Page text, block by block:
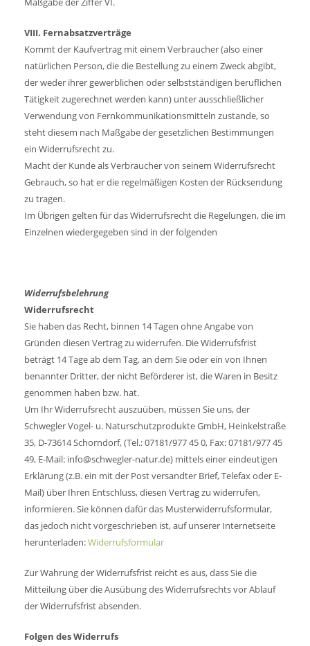
VIII. Fernabsatzverträge
Kommt der Kaufvertrag mit einem Verbraucher (also einer
natürlichen Person, die die Bestellung zu einem Zweck abgibt,
der weder ihrer gewerblichen oder selbstständigen beruflichen
Tätigkeit zugerechnet werden kann) unter ausschließlicher
Verwendung von Fernkommunikationsmitteln zustande, so
steht diesem nach Maßgabe der gesetzlichen Bestimmungen
ein Widerrufsrecht zu.
Macht der Kunde als Verbraucher von seinem Widerrufsrecht
Gebrauch, so hat er die regel­mäßigen Kosten der Rücksendung
zu tragen.
Im Übrigen gelten für das Widerrufsrecht die Regelungen, die im
Einzelnen wiedergegeben sind in der folgenden
Widerrufsbelehrung
Widerrufsrecht
Sie haben das Recht, binnen 14 Tagen ohne Angabe von
Gründen diesen Vertrag zu widerrufen. Die Widerrufsfrist
beträgt 14 Tage ab dem Tag, an dem Sie oder ein von Ihnen
benannter Dritter, der nicht Beförderer ist, die Waren in Besitz
genommen ­haben bzw. hat.
Um Ihr Widerrufsrecht auszuüben, müssen Sie uns, der
Schwegler Vogel- u. ­Naturschutzprodukte GmbH, Heinkelstraße
35, D-73614 Schorndorf, (Tel.: 07181/977 45 0, Fax: 07181/977 45
49, E-Mail: info@schwegler-natur.de) mittels ­einer eindeutigen
Erklärung (z.B. ein mit der Post versandter Brief, Telefax oder ­E-
Mail) über Ihren Entschluss, diesen Vertrag zu widerrufen,
informieren. Sie können dafür das ­Musterwiderrufsformular,
das jedoch nicht vorgeschrieben ist, auf ­unserer Internetseite
herunterladen:Widerrufsformular
Zur Wahrung der Widerrufsfrist reicht es aus, dass Sie die
Mitteilung über die ­Ausübung des Widerrufsrechts vor Ablauf
der Widerrufsfrist absenden.
Folgen des Widerrufs